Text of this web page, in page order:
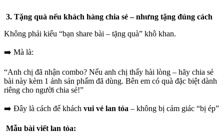
3. Tặng quà nếu khách hàng chia sẻ – nhưng tặng đúng cách
Không phải kiểu “bạn share bài – tặng quà” khô khan.
➡️ Mà là:
“Anh chị đã nhận combo? Nếu anh chị thấy hài lòng – hãy chia sẻ
bài này kèm 1 ảnh sản phẩm đã dùng. Bên em có quà đặc biệt dành
riêng cho người chia sẻ!”
➡️ Đây là cách để khách vui vẻ lan tỏa – không bị cảm giác “bị ép”
Mẫu bài viết lan tỏa: